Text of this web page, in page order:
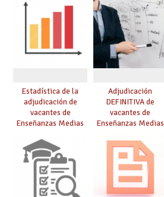
Estadística de la
adjudicación de
vacantes de
Enseñanzas Medias
Adjudicación
DEFINITIVA de
vacantes de
Enseñanzas Medias